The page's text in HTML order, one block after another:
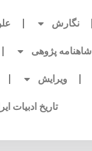
نگارش
شاهنامه پژوهی
ویرایش
تاریخ ادبیات